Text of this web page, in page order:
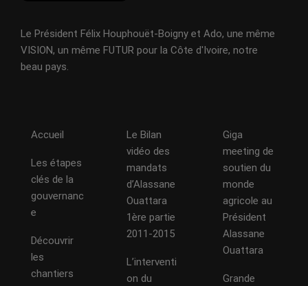
Le Président Félix Houphouët-Boigny et Ado, une même
VISION, un même FUTUR pour la Côte d'Ivoire, notre
beau pays.
Accueil
Les étapes
clés de la
gouvernanc
e
Découvrir
les
chantiers
Le Bilan
vidéo des
mandats
d’Alassane
Ouattara
1ère partie
2011-2015
L’interventi
on du
Giga
meeting de
soutien du
monde
agricole au
Président
Alassane
Ouattara
Grande